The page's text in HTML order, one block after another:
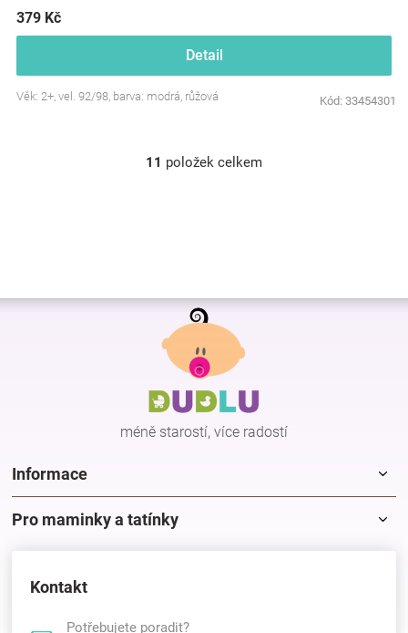
379 Kč
Detail
Věk: 2+, vel. 92/98, barva: modrá, růžová Kód: 33454301
O
p
r
v
k
y
v
ý
p
11 položek celkem
Z
méně starostí, více radostí
Informace
Pro maminky a tatínky
Kontakt
Potřebujete poradit?